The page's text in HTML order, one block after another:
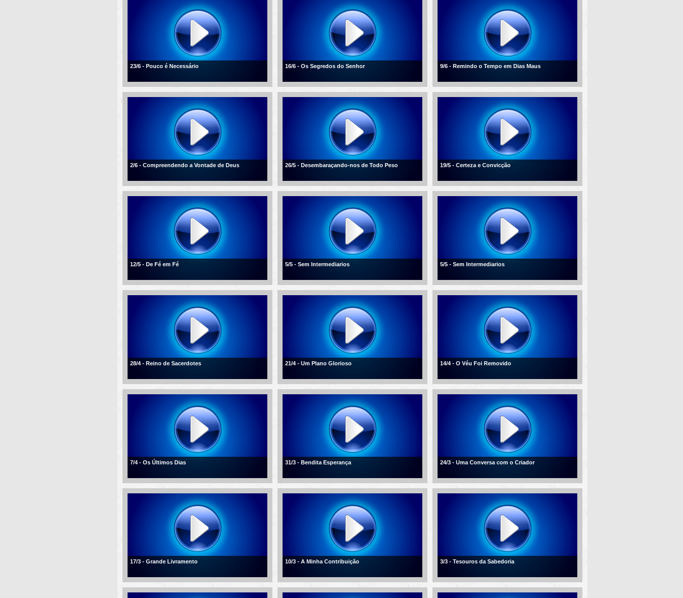
23/6 - Pouco é Necessário 16/6 - Os Segredos do Senhor 9/6 - Remindo o Tempo em Dias Maus
2/6 - Compreendendo a Vontade de Deus 26/5 - Desembaraçando-nos de Todo Peso 19/5 - Certeza e Convicção
12/5 - De Fé em Fé 5/5 - Sem Intermediarios 5/5 - Sem Intermediarios
28/4 - Reino de Sacerdotes 21/4 - Um Plano Glorioso 14/4 - O Véu Foi Removido
7/4 - Os Últimos Dias 31/3 - Bendita Esperança 24/3 - Uma Conversa com o Criador
17/3 - Grande Livramento 10/3 - A Minha Contribuição 3/3 - Tesouros da Sabedoria